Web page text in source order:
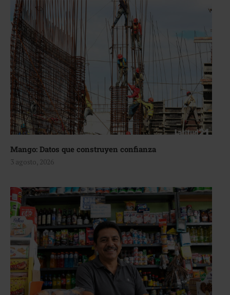
Mango: Datos que construyen confianza
3 agosto, 2026